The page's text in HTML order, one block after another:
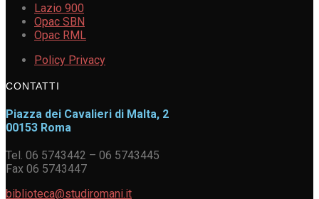
Lazio 900
Opac SBN
Opac RML
Policy Privacy
CONTATTI
Piazza dei Cavalieri di Malta, 2
00153 Roma
Tel. 06 5743442 – 06 5743445
Fax 06 5743447
biblioteca@studiromani.it